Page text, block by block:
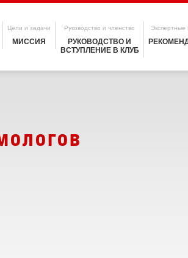
Цели и задачи
МИССИЯ
Руководство и членство
РУКОВОДСТВО И
ВСТУПЛЕНИЕ В КЛУБ
Экспертные